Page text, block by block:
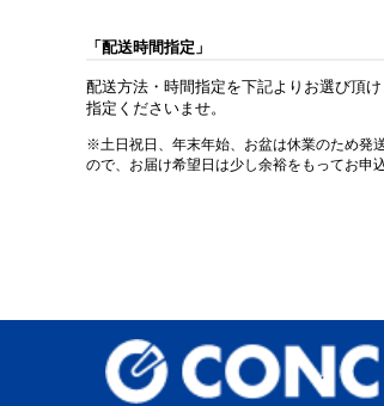
「配送時間指定」
配送方法・時間指定を下記よりお選び頂
指定くださいませ。
※土日祝日、年末年始、お盆は休業のため発
ので、お届け希望日は少し余裕をもってお申